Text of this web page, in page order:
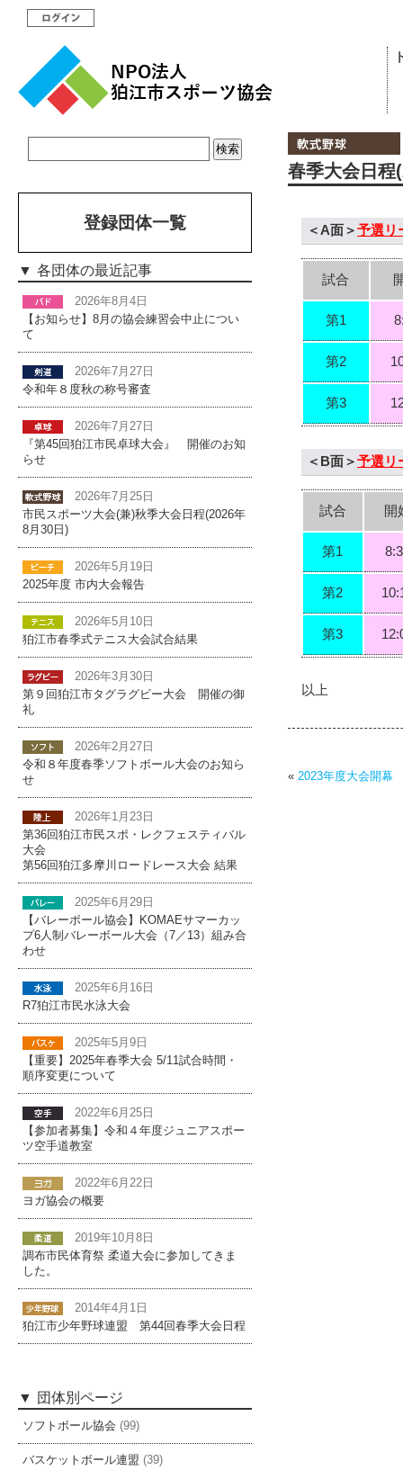
春季大会日程
＜A面＞予選リ
試合
第1
第2
第3
＜B面＞予選リ
試合 開
第1
第2
第3
以上
« 2023年度大会開幕
登録団体一覧
各団体の最近記事
2026年8月4日
【お知らせ】8月の協会練習会中止につい
て
2026年7月27日
令和年８度秋の称号審査
2026年7月27日
『第45回狛江市民卓球大会』 開催のお知
らせ
2026年7月25日
市民スポーツ大会(兼)秋季大会日程(2026年
8月30日)
2026年5月19日
2025年度 市内大会報告
2026年5月10日
狛江市春季式テニス大会試合結果
2026年3月30日
第９回狛江市タグラグビー大会 開催の御
礼
2026年2月27日
令和８年度春季ソフトボール大会のお知ら
せ
2026年1月23日
第36回狛江市民スポ・レクフェスティバル
大会
第56回狛江多摩川ロードレース大会 結果
2025年6月29日
【バレーボール協会】KOMAEサマーカッ
プ6人制バレーボール大会（7／13）組み合
わせ
2025年6月16日
R7狛江市民水泳大会
2025年5月9日
【重要】2025年春季大会 5/11試合時間・
順序変更について
2022年6月25日
【参加者募集】令和４年度ジュニアスポー
ツ空手道教室
2022年6月22日
ヨガ協会の概要
2019年10月8日
調布市民体育祭 柔道大会に参加してきま
した。
2014年4月1日
狛江市少年野球連盟 第44回春季大会日程
団体別ページ
ソフトボール協会 (99)
バスケットボール連盟 (39)